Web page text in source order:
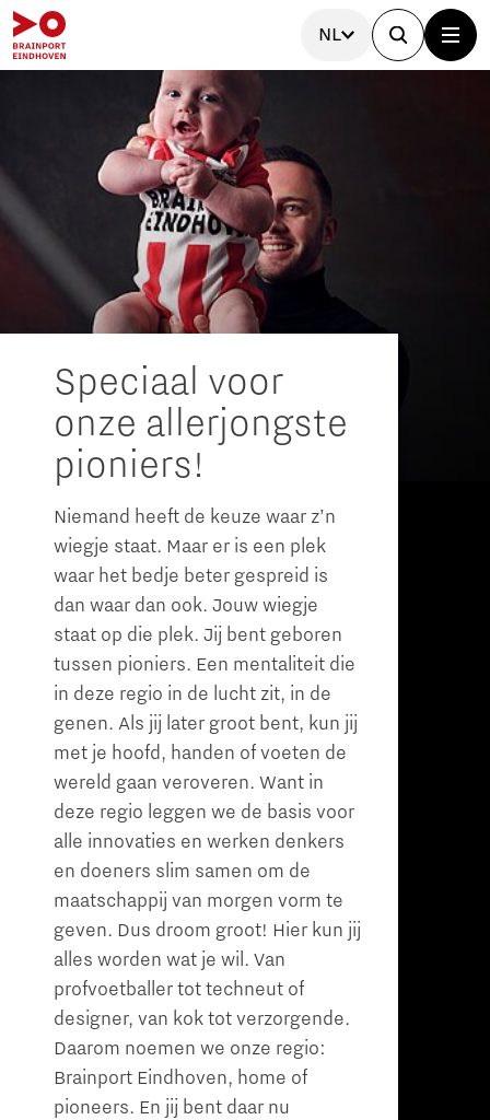
NL
Speciaal voor
onze allerjongste
pioniers!
Niemand heeft de keuze waar z’n
wiegje staat. Maar er is een plek
waar het bedje beter gespreid is
dan waar dan ook. Jouw wiegje
staat op die plek. Jij bent geboren
tussen pioniers. Een mentaliteit die
in deze regio in de lucht zit, in de
genen. Als jij later groot bent, kun jij
met je hoofd, handen of voeten de
wereld gaan veroveren. Want in
deze regio leggen we de basis voor
alle innovaties en werken denkers
en doeners slim samen om de
maatschappij van morgen vorm te
geven. Dus droom groot! Hier kun jij
alles worden wat je wil. Van
profvoetballer tot techneut of
designer, van kok tot verzorgende.
Daarom noemen we onze regio:
Brainport Eindhoven, home of
pioneers. En jij bent daar nu